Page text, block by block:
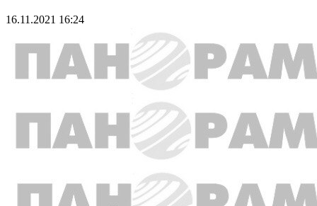
16.11.2021 16:24